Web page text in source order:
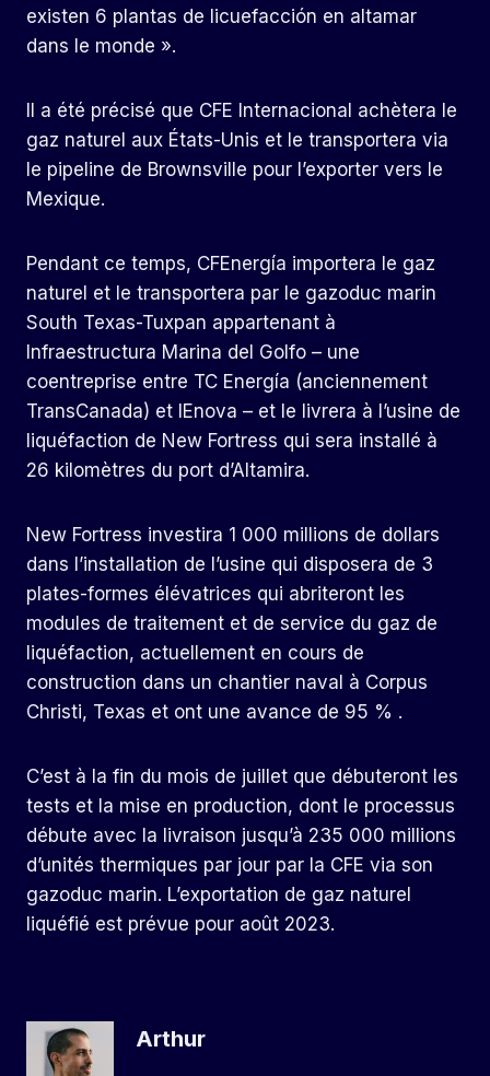
existen 6 plantas de licuefacción en altamar
dans le monde ».
Il a été précisé que CFE Internacional achètera le
gaz naturel aux États-Unis et le transportera via
le pipeline de Brownsville pour l’exporter vers le
Mexique.
Pendant ce temps, CFEnergía importera le gaz
naturel et le transportera par le gazoduc marin
South Texas-Tuxpan appartenant à
Infraestructura Marina del Golfo – une
coentreprise entre TC Energía (anciennement
TransCanada) et IEnova – et le livrera à l’usine de
liquéfaction de New Fortress qui sera installé à
26 kilomètres du port d’Altamira.
New Fortress investira 1 000 millions de dollars
dans l’installation de l’usine qui disposera de 3
plates-formes élévatrices qui abriteront les
modules de traitement et de service du gaz de
liquéfaction, actuellement en cours de
construction dans un chantier naval à Corpus
Christi, Texas et ont une avance de 95 % .
C’est à la fin du mois de juillet que débuteront les
tests et la mise en production, dont le processus
débute avec la livraison jusqu’à 235 000 millions
d’unités thermiques par jour par la CFE via son
gazoduc marin. L’exportation de gaz naturel
liquéfié est prévue pour août 2023.
Arthur